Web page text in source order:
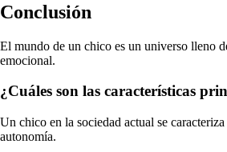
Conclusión
El mundo de un chico es un universo lleno
emocional.
¿Cuáles son las características
Un chico en la sociedad actual se
autonomía.